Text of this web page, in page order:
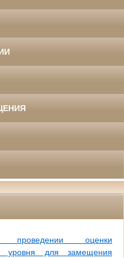
оценки
уровня для замещения